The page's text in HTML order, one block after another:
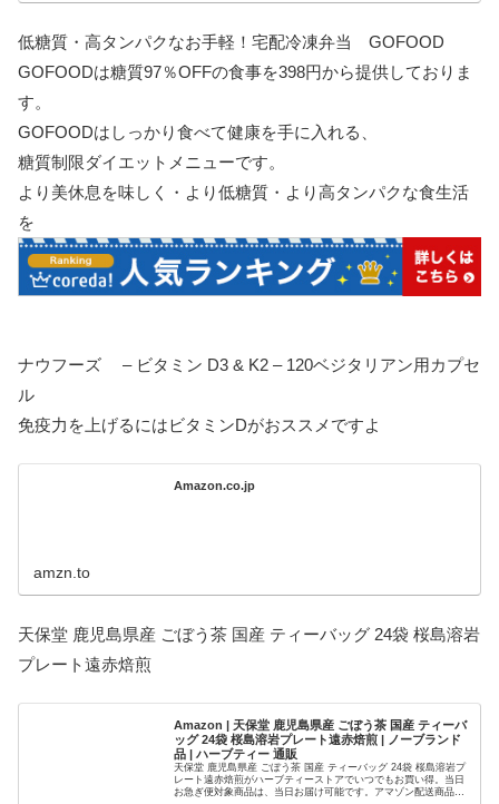
低糖質・高タンパクなお手軽！宅配冷凍弁当 GOFOOD
GOFOODは糖質97％OFFの食事を398円から提供しておりま
す。
GOFOODはしっかり食べて健康を手に入れる、
糖質制限ダイエットメニューです。
より美休息を味しく・より低糖質・より高タンパクな食生活
を
ナウフーズ – ビタミン D3 & K2 – 120ベジタリアン用カプセ
ル
免疫力を上げるにはビタミンDがおススメですよ
Amazon.co.jp
amzn.to
天保堂 鹿児島県産 ごぼう茶 国産 ティーバッグ 24袋 桜島溶岩
プレート遠赤焙煎
Amazon | 天保堂 鹿児島県産 ごぼう茶 国産 ティーバ
ッグ 24袋 桜島溶岩プレート遠赤焙煎 | ノーブランド
品 | ハーブティー 通販
天保堂 鹿児島県産 ごぼう茶 国産 ティーバッグ 24袋 桜島溶岩プ
レート遠赤焙煎がハーブティーストアでいつでもお買い得。当日
お急ぎ便対象商品は、当日お届け可能です。アマゾン配送商品